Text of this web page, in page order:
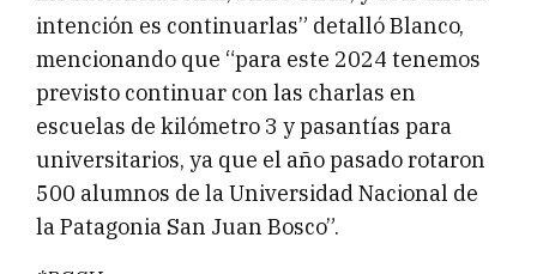
intención es continuarlas” detalló Blanco,
mencionando que “para este 2024 tenemos
previsto continuar con las charlas en
escuelas de kilómetro 3 y pasantías para
universitarios, ya que el año pasado rotaron
500 alumnos de la Universidad Nacional de
la Patagonia San Juan Bosco”.